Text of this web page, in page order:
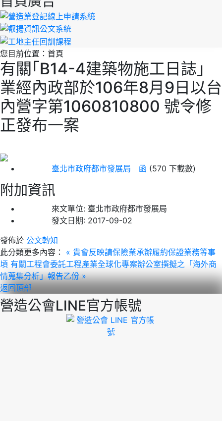
您目前位置： 首頁
有關｢B14-4建築物施工日誌」
業經內政部於106年8月9日以台
內營字第1060810800 號令修
正發布一案
臺北市政府都市發展局 函 (570 下載數)
附加資訊
來文單位: 臺北市政府都市發展局
發文日期: 2017-09-02
發佈於 公文轉知
此分類更多內容：
« 貴會反映請保險業承辦履約保證業務等事
頃 有關工程會委託工程產業全球化專案辦公室撰擬之「海外商
情蒐集分析」報告乙份 »
返回頂部
營造公會LINE官方帳號